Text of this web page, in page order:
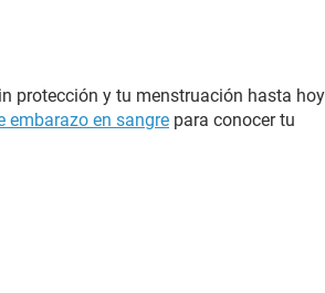
protección y tu menstruación hasta hoy
embarazo en sangre para conocer tu